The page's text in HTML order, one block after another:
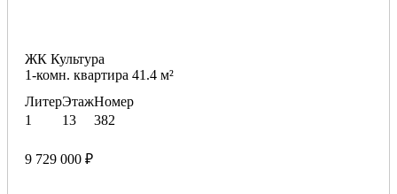
ЖК Культура
1-комн. квартира 41.4 м²
Литер
1
Этаж
13
Номер
382
9 729 000 ₽